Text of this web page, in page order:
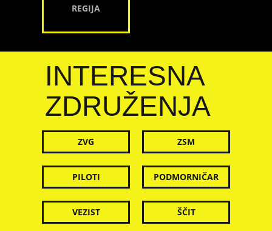
REGIJA
INTERESNA
ZDRUŽENJA
ZVG ZSM
PILOTI PODMORNIČAR
VEZIST ŠČIT